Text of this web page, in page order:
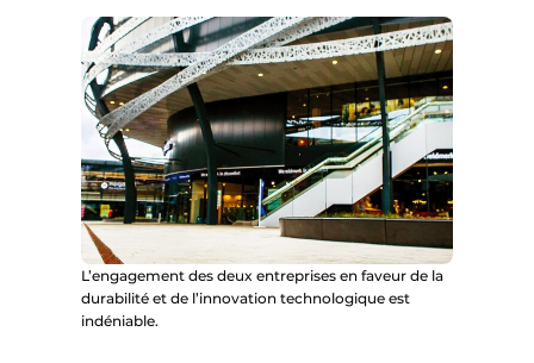
L’engagement des deux entreprises en faveur de la
durabilité et de l’innovation technologique est
indéniable.